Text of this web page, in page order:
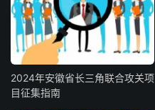
2024年安徽省长三角联合攻关项
目征集指南